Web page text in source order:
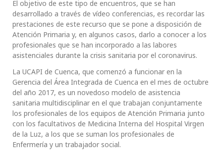
El objetivo de este tipo de encuentros, que se han
desarrollado a través de vídeo conferencias, es recordar las
prestaciones de este recurso que se pone a disposición de
Atención Primaria y, en algunos casos, darlo a conocer a los
profesionales que se han incorporado a las labores
asistenciales durante la crisis sanitaria por el coronavirus.
La UCAPI de Cuenca, que comenzó a funcionar en la
Gerencia del Área Integrada de Cuenca en el mes de octubre
del año 2017, es un novedoso modelo de asistencia
sanitaria multidisciplinar en el que trabajan conjuntamente
los profesionales de los equipos de Atención Primaria junto
con los facultativos de Medicina Interna del Hospital Virgen
de la Luz, a los que se suman los profesionales de
Enfermería y un trabajador social.